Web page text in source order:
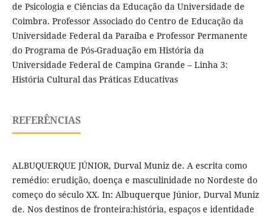
de Psicologia e Ciências da Educação da Universidade de
Coimbra. Professor Associado do Centro de Educação da
Universidade Federal da Paraíba e Professor Permanente
do Programa de Pós-Graduação em História da
Universidade Federal de Campina Grande – Linha 3:
História Cultural das Práticas Educativas
REFERÊNCIAS
ALBUQUERQUE JÚNIOR, Durval Muniz de. A escrita como
remédio: erudição, doença e masculinidade no Nordeste do
começo do século XX. In: Albuquerque Júnior, Durval Muniz
de. Nos destinos de fronteira:história, espaços e identidade